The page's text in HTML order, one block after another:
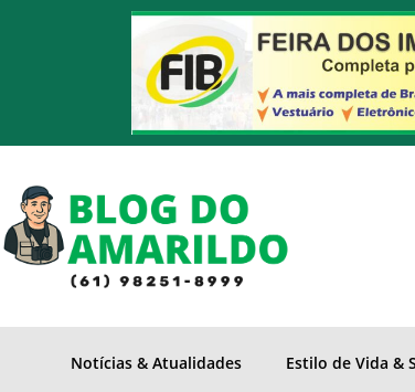
Notícias & Atualidades Estilo de Vida &